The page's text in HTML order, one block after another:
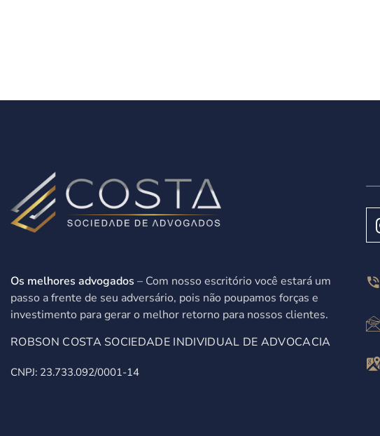
Os melhores advogados – Com nosso escritório você estará um
passo a frente de seu adversário, pois não poupamos forças e
investimento para gerar o melhor retorno para nossos clientes.
ROBSON COSTA SOCIEDADE INDIVIDUAL DE ADVOCACIA
CNPJ: 23.733.092/0001-14